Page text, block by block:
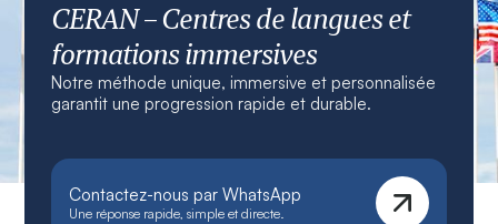
CERAN – Centres de langues et
formations immersives
Notre méthode unique, immersive et personnalisée
garantit une progression rapide et durable.
Contactez-nous par WhatsApp
Une réponse rapide, simple et directe.